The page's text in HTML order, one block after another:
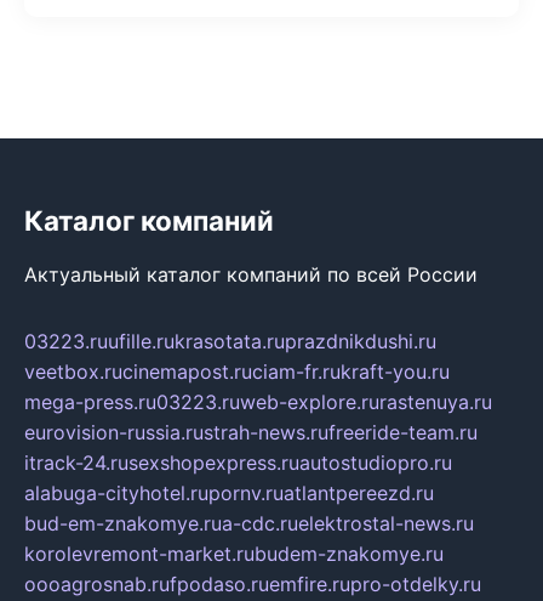
Каталог компаний
Актуальный каталог компаний по всей России
03223.ruufille.rukrasotata.ruprazdnikdushi.ru
veetbox.rucinemapost.ruciam-fr.rukraft-you.ru
mega-press.ru03223.ruweb-explore.rurastenuya.ru
eurovision-russia.rustrah-news.rufreeride-team.ru
itrack-24.rusexshopexpress.ruautostudiopro.ru
alabuga-cityhotel.rupornv.ruatlantpereezd.ru
bud-em-znakomye.rua-cdc.ruelektrostal-news.ru
korolevremont-market.rubudem-znakomye.ru
oooagrosnab.rufpodaso.ruemfire.rupro-otdelky.ru